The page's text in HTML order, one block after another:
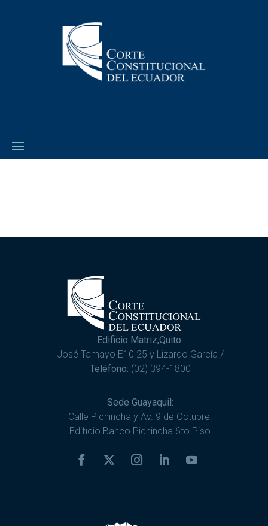
Edificio Matriz,Quito:
José Tamayo E10 25 y Lizardo García /
Teléfono: (02) 394-1800
Sede Guayaquil:
Calle Pichincha y Av. 9 de Octubre.
Edificio Banco Pichincha 6to Piso